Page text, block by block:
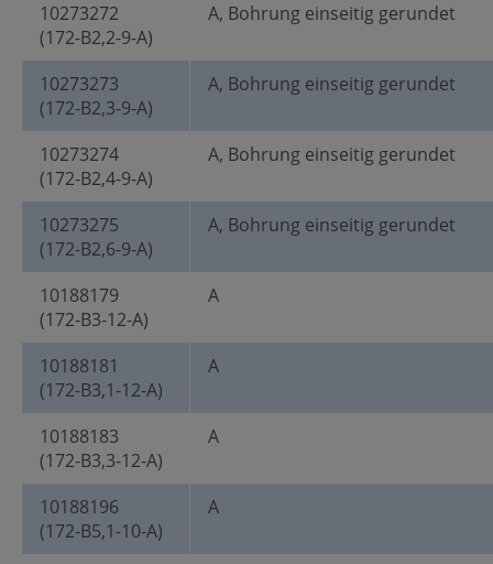
10273272
(172-B2,2-9-A)
A, Bohrung einseitig gerundet
10273273
(172-B2,3-9-A)
A, Bohrung einseitig gerundet
10273274
(172-B2,4-9-A)
A, Bohrung einseitig gerundet
10273275
(172-B2,6-9-A)
A, Bohrung einseitig gerundet
10188179
(172-B3-12-A)
A
10188181
(172-B3,1-12-A)
A
10188183
(172-B3,3-12-A)
A
10188196
(172-B5,1-10-A)
A